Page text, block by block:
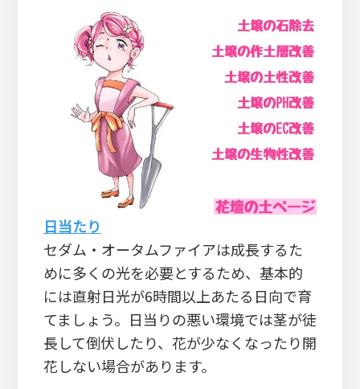
日当たり
セダム・オータムファイアは成長するた
めに多くの光を必要とするため、基本的
には直射日光が6時間以上あたる日向で育
てましょう。日当りの悪い環境では茎が徒
長して倒伏したり、花が少なくなったり開
花しない場合があります。